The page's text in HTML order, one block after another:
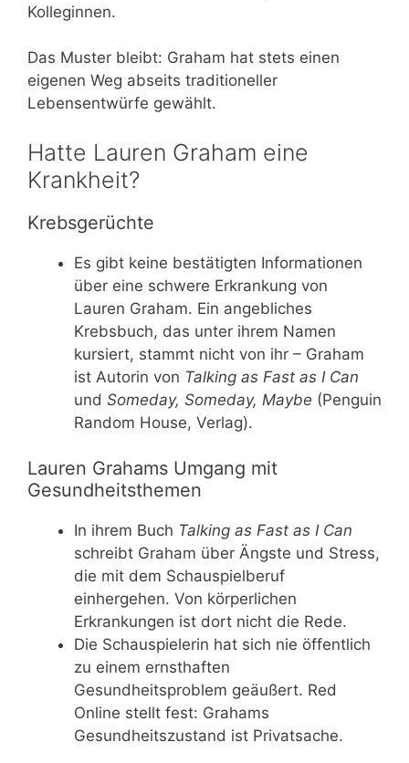
Kolleginnen.
Das Muster bleibt: Graham hat stets einen
eigenen Weg abseits traditioneller
Lebensentwürfe gewählt.
Hatte Lauren Graham eine
Krankheit?
Krebsgerüchte
Es gibt keine bestätigten Informationen
über eine schwere Erkrankung von
Lauren Graham. Ein angebliches
Krebsbuch, das unter ihrem Namen
kursiert, stammt nicht von ihr – Graham
ist Autorin von Talking as Fast as I Can
und Someday, Someday, Maybe (Penguin
Random House, Verlag).
Lauren Grahams Umgang mit
Gesundheitsthemen
In ihrem Buch Talking as Fast as I Can
schreibt Graham über Ängste und Stress,
die mit dem Schauspielberuf
einhergehen. Von körperlichen
Erkrankungen ist dort nicht die Rede.
Die Schauspielerin hat sich nie öffentlich
zu einem ernsthaften
Gesundheitsproblem geäußert. Red
Online stellt fest: Grahams
Gesundheitszustand ist Privatsache.